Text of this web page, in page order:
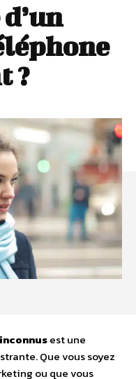
?
est une
Que vous soyez
ou que vous